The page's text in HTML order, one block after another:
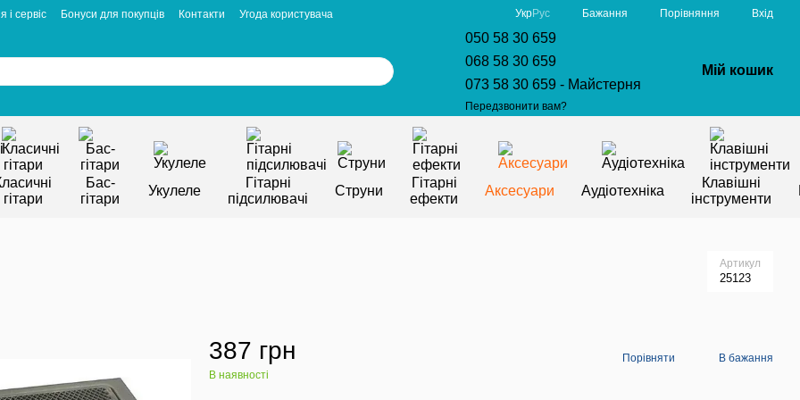
і сервіс Бонуси для покупців Контакти
Угода користувача
УкрРус Бажання Порівняння Вхід
050 58 30 659
068 58 30 659
073 58 30 659 - Майстерня
Передзвонити вам?
Мій кошик
гітари
Бас-
гітари
Укулеле
Гітарні
підсилювачі
Струни
Гітарні
ефекти
Аксесуари Аудіотехніка
Клавішні
інструменти
Артикул
25123
387 грн
В наявності
Порівняти В бажання